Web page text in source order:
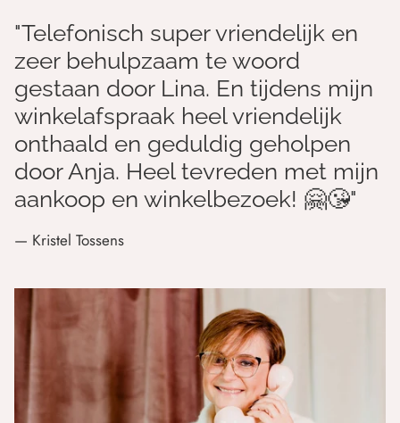
"Telefonisch super vriendelijk en
zeer behulpzaam te woord
gestaan door Lina. En tijdens mijn
winkelafspraak heel vriendelijk
onthaald en geduldig geholpen
door Anja. Heel tevreden met mijn
aankoop en winkelbezoek! 🤗😘"
— Kristel Tossens